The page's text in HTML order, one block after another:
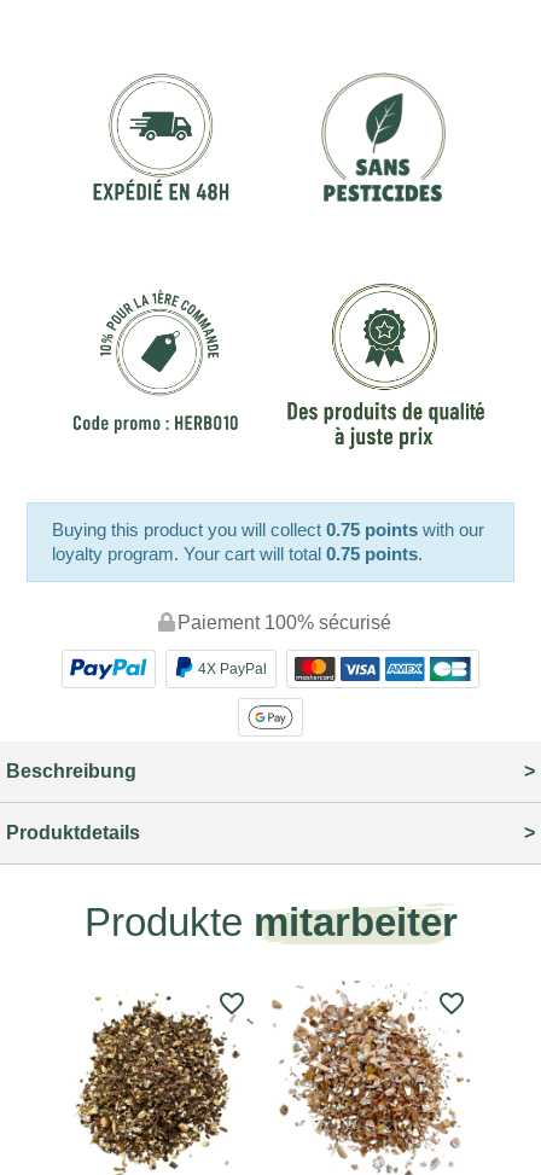
Buying this product you will collect0.75 points with our
loyalty program. Your cart will total0.75 points.
Paiement 100% sécurisé
4X PayPal
Beschreibung
Produktdetails
Produkte mitarbeiter
favorite_border favorite_border